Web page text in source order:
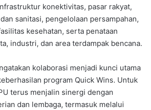
konektivitas, pasar rakyat,
sanitasi, pengelolaan persampahan,
kesehatan, serta penataan
industri, dan area terdampak bencana.
kolaborasi menjadi kunci utama
program Quick Wins. Untuk
terus menjalin sinergi dengan
dan lembaga, termasuk melalui